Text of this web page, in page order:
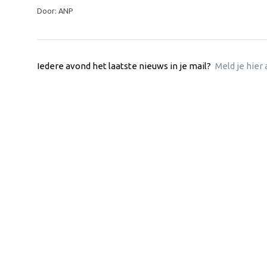
Door: ANP
Iedere avond het laatste nieuws in je mail? Meld je hier